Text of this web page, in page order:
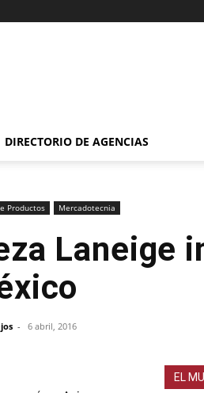
DIRECTORIO DE AGENCIAS
Productos Mercadotecnia
Laneige
- 6 abril, 2016
EL